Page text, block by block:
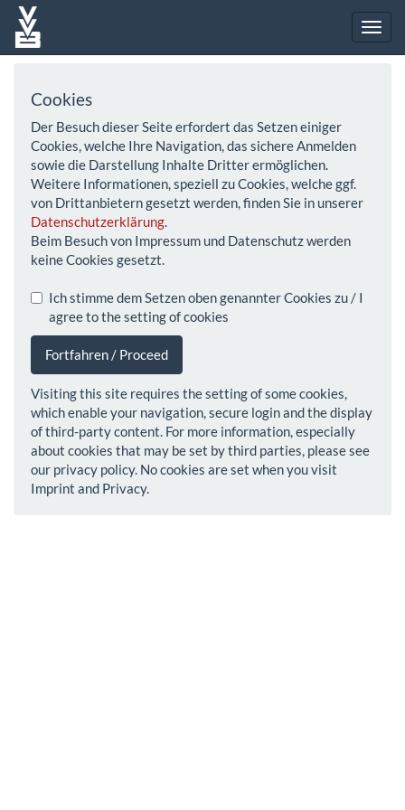
Cookies
Der Besuch dieser Seite erfordert das Setzen einiger
Cookies, welche Ihre Navigation, das sichere Anmelden
sowie die Darstellung Inhalte Dritter ermöglichen.
Weitere Informationen, speziell zu Cookies, welche ggf.
von Drittanbietern gesetzt werden, finden Sie in unserer
Datenschutzerklärung.
Beim Besuch von Impressum und Datenschutz werden
keine Cookies gesetzt.
Ich stimme dem Setzen oben genannter Cookies zu / I
agree to the setting of cookies
Fortfahren / Proceed
Visiting this site requires the setting of some cookies,
which enable your navigation, secure login and the display
of third-party content. For more information, especially
about cookies that may be set by third parties, please see
our privacy policy. No cookies are set when you visit
Imprint and Privacy.